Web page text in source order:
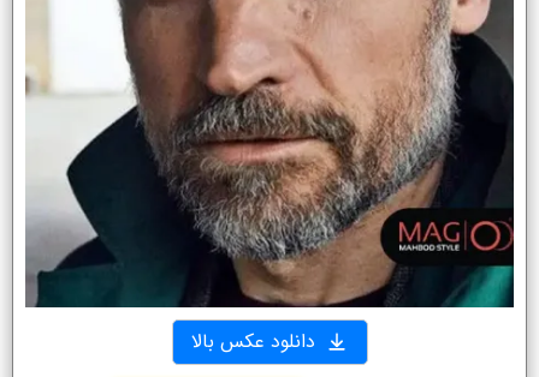
دانلود عکس بالا